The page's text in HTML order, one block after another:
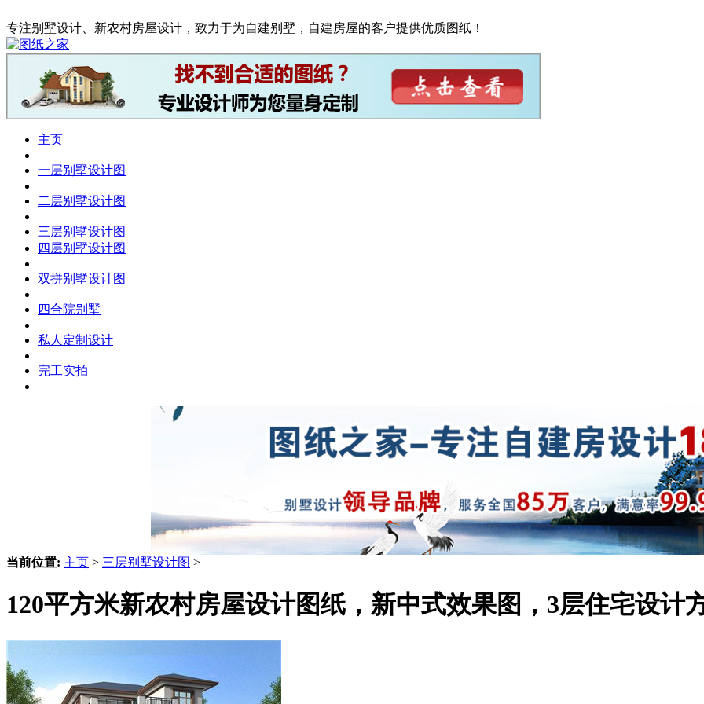
专注别墅设计、新农村房屋设计，致力于为自建别墅，自建房屋的客户提供优质图纸！
主页
|
一层别墅设计图
|
二层别墅设计图
|
三层别墅设计图
四层别墅设计图
|
双拼别墅设计图
|
四合院别墅
|
私人定制设计
|
完工实拍
|
当前位置: 主页 > 三层别墅设计图 >
120平方米新农村房屋设计图纸，新中式效果图，3层住宅设计